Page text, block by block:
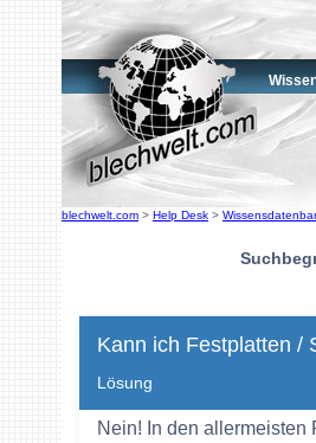
blechwelt.com > Help Desk >
Kann ich Festplatten /
Lösung
Nein! In den allermeisten